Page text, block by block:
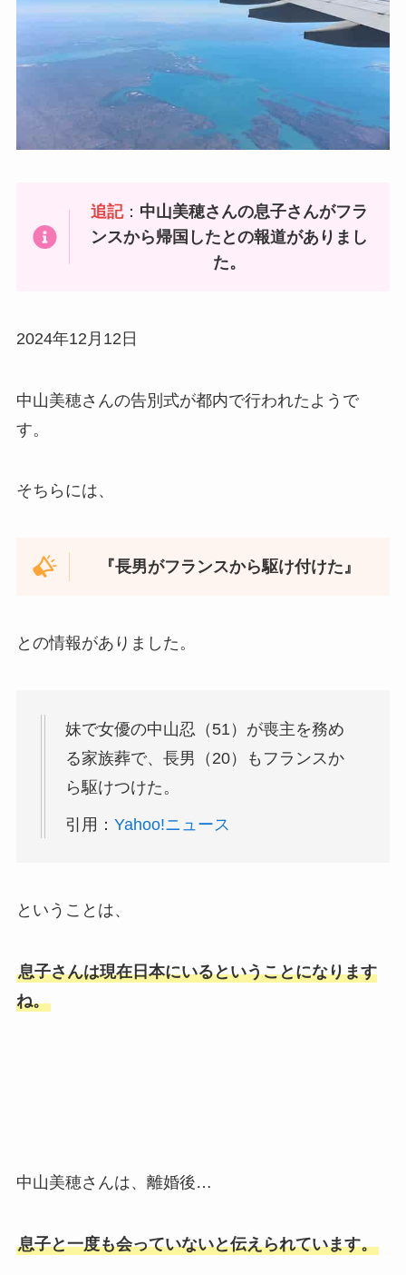
追記： 中山美穂さんの息子さんがフラ
ンスから帰国したとの報道がありまし
た。
2024年12月12日
中山美穂さんの告別式が都内で行われたようで
す。
そちらには、
『長男がフランスから駆け付けた』
との情報がありました。
妹で女優の中山忍（51）が喪主を務め
る家族葬で、長男（20）もフランスか
ら駆けつけた。
引用： Yahoo!ニュース
ということは、
息子さんは現在日本にいるということになります
ね。
中山美穂さんは、離婚後…
息子と一度も会っていないと伝えられています。